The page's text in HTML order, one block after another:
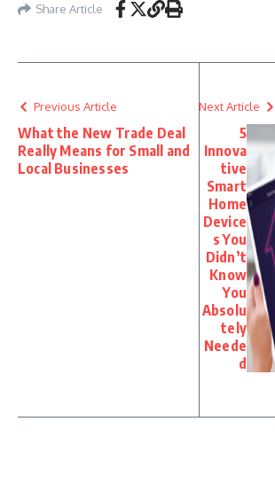
Share Article
Previous Article
What the New Trade Deal
Really Means for Small and
Local Businesses
Next Article
5
Innova
tive
Smart
Home
Device
s You
Didn’t
Know
You
Absolu
tely
Neede
d